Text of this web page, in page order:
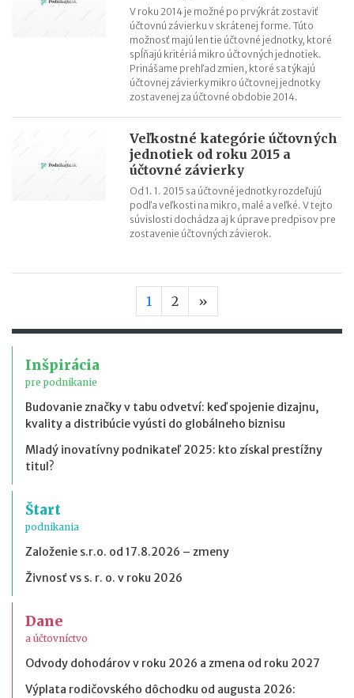
V roku 2014 je možné po prvýkrát zostaviť
účtovnú závierku v skrátenej forme. Túto
možnosť majú len tie účtovné jednotky, ktoré
spĺňajú kritériá mikro účtovných jednotiek.
Prinášame prehľad zmien, ktoré sa týkajú
účtovnej závierky mikro účtovnej jednotky
zostavenej za účtovné obdobie 2014.
Veľkostné kategórie účtovných
jednotiek od roku 2015 a
účtovné závierky
Od 1. 1. 2015 sa účtovné jednotky rozdeľujú
podľa veľkosti na mikro, malé a veľké. V tejto
súvislosti dochádza aj k úprave predpisov pre
zostavenie účtovných závierok.
1 2 »
Inšpirácia
pre podnikanie
Budovanie značky v tabu odvetví: keď spojenie dizajnu,
kvality a distribúcie vyústi do globálneho biznisu
Mladý inovatívny podnikateľ 2025: kto získal prestížny
titul?
Štart
podnikania
Založenie s.r.o. od 17.8.2026 – zmeny
Živnosť vs s. r. o. v roku 2026
Dane
a účtovníctvo
Odvody dohodárov v roku 2026 a zmena od roku 2027
Výplata rodičovského dôchodku od augusta 2026: